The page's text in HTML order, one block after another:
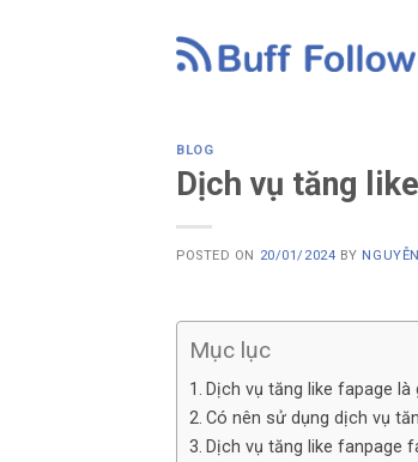
BLOG
Dịch vụ tăng
POSTED ON 20/01/2024 BY
Mục lục
Dịch vụ tăng like fapage là
Có nên sử dụng dịch vụ
Dịch vụ tăng like fanpage